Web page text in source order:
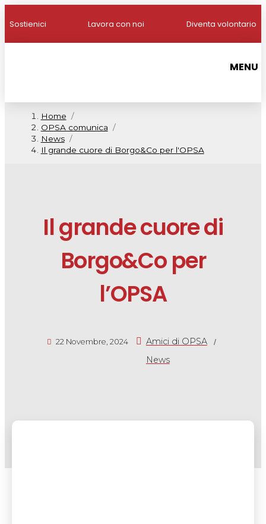
Sostienici Lavora con noi Diventa volontario
MENU
Home /
OPSA comunica /
News /
Il grande cuore di Borgo&Co per l'OPSA
Il grande cuore di
Borgo&Co per
l’OPSA
22 Novembre, 2024 Amici di OPSA /
News